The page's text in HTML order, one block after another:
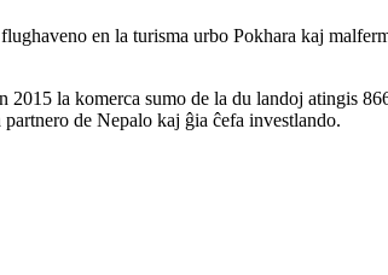
en la turisma urbo Pokhara kaj
la komerca sumo de la du landoj atingis
de Nepalo kaj ĝia ĉefa investlando.